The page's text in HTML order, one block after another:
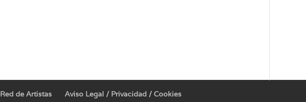
Red de Artistas Aviso Legal / Privacidad / Cookies